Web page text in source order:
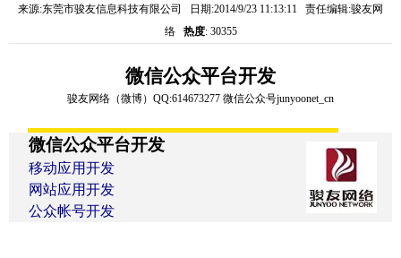
来源:东莞市骏友信息科技有限公司 日期:2014/9/23 11:13:11 责任编辑:骏友网
络 热度: 30355
微信公众平台开发
骏友网络（微博） QQ:614673277 微信公众号junyoonet_cn
微信公众平台开发
移动应用开发
网站应用开发
公众帐号开发